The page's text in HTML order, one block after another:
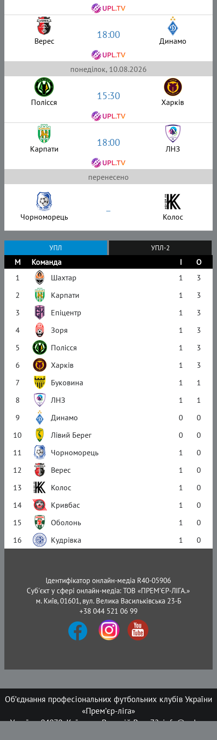
Верес 18:00 Динамо
понеділок, 10.08.2026
Полісся 15:30 Харків
Карпати 18:00 ЛНЗ
перенесено
Чорноморець – Колос
УПЛ УПЛ-2
М Команда І
О
1
Шахтар 1
3
2
Карпати 1
3
3
Епіцентр 1
3
4
Зоря 1
3
5
Полісся 1
3
6
Харків 1
3
7
Буковина 1
1
8
ЛНЗ 1
1
9
Динамо 0
0
10
Лівий Берег 0
0
11
Чорноморець 1
0
12
Верес 1
0
13
Колос 1
0
14
Кривбас 1
0
15
Оболонь 1
0
16
Кудрівка 1 0
Ідентифікатор онлайн-медіа R40-05906
Суб'єкт у сфері онлайн-медіа: ТОВ «ПРЕМ’ЄР-ЛІГА.»
м. Київ, 01601, вул. Велика Васильківська 23-Б
+38 044 521 06 99
Об’єднання професіональних футбольних клубів України
«Прем’єр-ліга»
Україна, 04070, Київ, вул. Верхній Вал, 72, info@upl.ua